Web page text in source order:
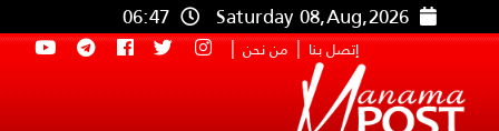
Saturday 08,Aug,2026
06:47
إتصل بنا | من نحن |